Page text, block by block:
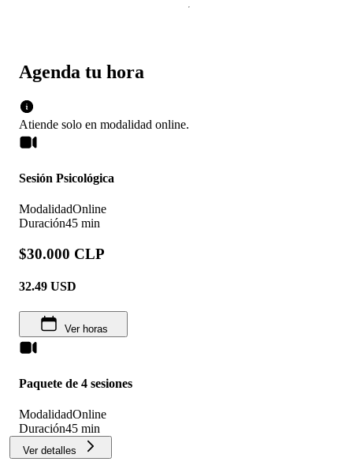
Agenda tu hora
Atiende solo en modalidad online.
Sesión Psicológica
ModalidadOnline
Duración45 min
$30.000 CLP
32.49 USD
Ver horas
Paquete de 4 sesiones
ModalidadOnline
Duración45 min
Ver detalles